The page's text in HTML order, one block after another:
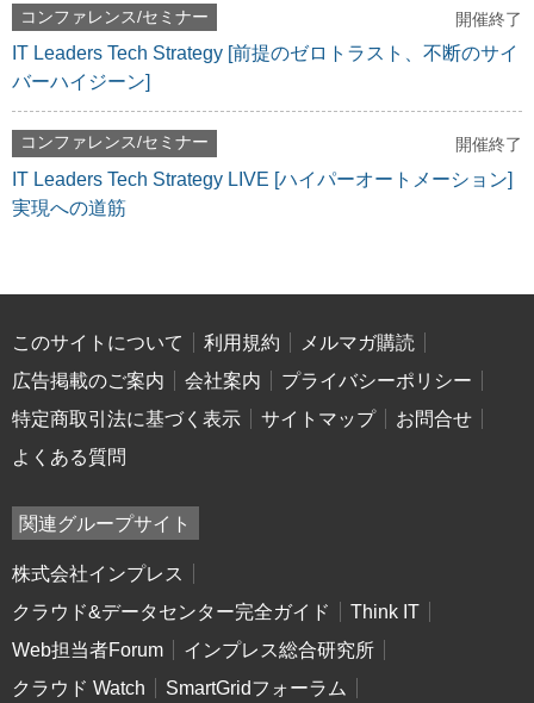
コンファレンス/セミナー 開催終了
IT Leaders Tech Strategy [前提のゼロトラスト、不断のサイ
バーハイジーン]
コンファレンス/セミナー 開催終了
IT Leaders Tech Strategy LIVE [ハイパーオートメーション]
実現への道筋
このサイトについて 利用規約
メルマガ購読
広告掲載のご案内
会社案内
プライバシーポリシー
特定商取引法に基づく表示
サイトマップ
お問合せ
よくある質問
関連グループサイト
株式会社インプレス
クラウド&データセンター完全ガイド
Think IT
Web担当者Forum
インプレス総合研究所
クラウド Watch
SmartGridフォーラム